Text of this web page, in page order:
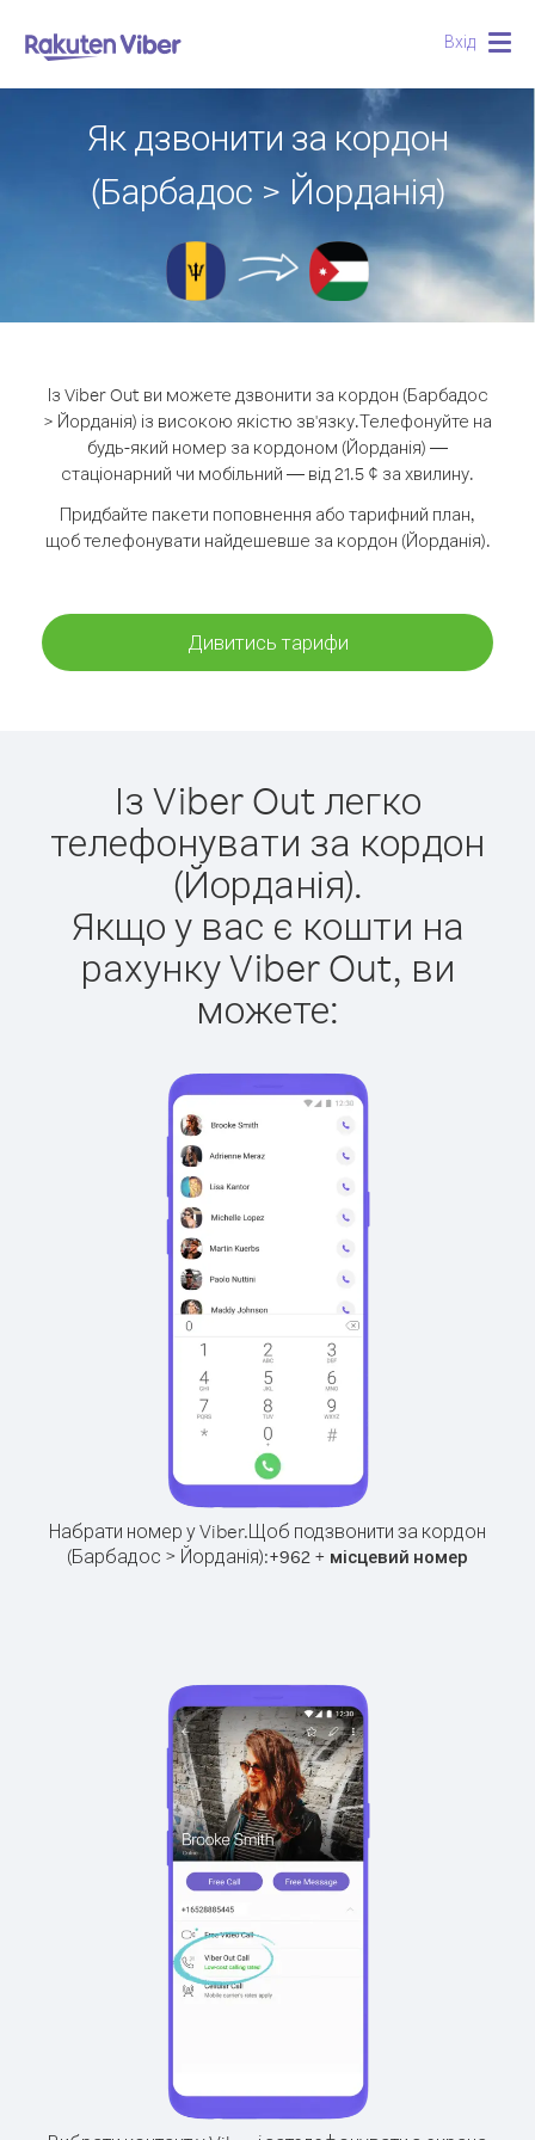
Вхід
Як дзвонити за кордон
(Барбадос > Йорданія)
Із Viber Out ви можете дзвонити за кордон (Барбадос
> Йорданія) із високою якістю зв'язку.Телефонуйте на
будь-який номер за кордоном (Йорданія) —
стаціонарний чи мобільний — від 21.5 ¢ за хвилину.
Придбайте пакети поповнення або тарифний план,
щоб телефонувати найдешевше за кордон (Йорданія).
Дивитись тарифи
Із Viber Out легко
телефонувати за кордон
(Йорданія).
Якщо у вас є кошти на
рахунку Viber Out, ви
можете:
Набрати номер у Viber.Щоб подзвонити за кордон
(Барбадос > Йорданія):+962 + місцевий номер